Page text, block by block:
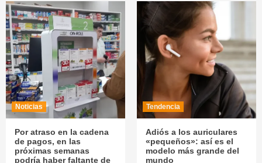
Noticias
Por atraso en la cadena
de pagos, en las
próximas semanas
podría haber faltante de
Tendencia
Adiós a los auriculares
«pequeños»: así es el
modelo más grande del
mundo